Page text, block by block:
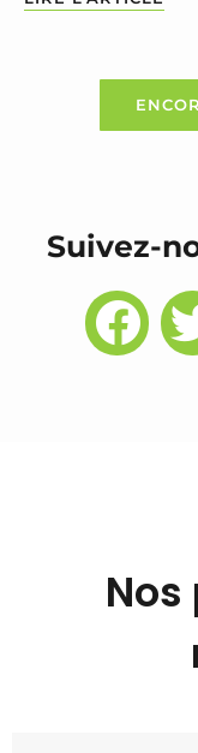
Suivez-